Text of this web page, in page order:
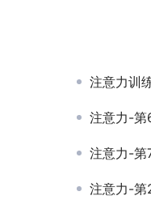
注意力训
注意力-第
注意力-第
注意力-第